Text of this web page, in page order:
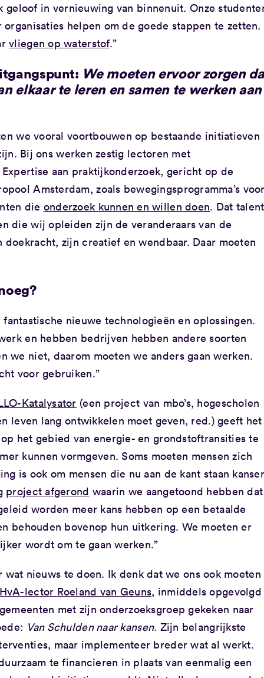
in vernieuwing van binnenuit. Onze
helpen om de goede stappen te zetten.
vliegen op waterstof.”
We moeten ervoor zorgen
elkaar te leren en samen te werken aan
we vooral voortbouwen op bestaande initiatieven
Bij ons werken zestig lectoren met
aan praktijkonderzoek, gericht op de
Amsterdam, zoals bewegingsprogramma’s voor
die onderzoek kunnen en willen doen. Dat talent
die wij opleiden zijn de veranderaars van de
zijn creatief en wendbaar. Daar moeten
nieuwe technologieën en oplossingen.
en hebben bedrijven hebben andere soorten
we niet, daarom moeten we anders gaan werken.
voor gebruiken.”
Katalysator (een project van mbo’s, hogescholen
leven lang ontwikkelen moet geven, red.) geeft het
het gebied van energie- en grondstoftransities te
kunnen vormgeven. Soms moeten mensen zich
is ook om mensen die nu aan de kant staan
project afgerond waarin we aangetoond hebben dat
worden meer kans hebben op een betaalde
behouden bovenop hun uitkering. We moeten er
wordt om te gaan werken.”
nieuws te doen. Ik denk dat we ons ook moeten
HvA-lector Roeland van Geuns, inmiddels opgevolgd
met zijn onderzoeksgroep gekeken naar
Van Schulden naar kansen. Zijn belangrijkste
maar implementeer breder wat al werkt.
te financieren in plaats van eenmalig een